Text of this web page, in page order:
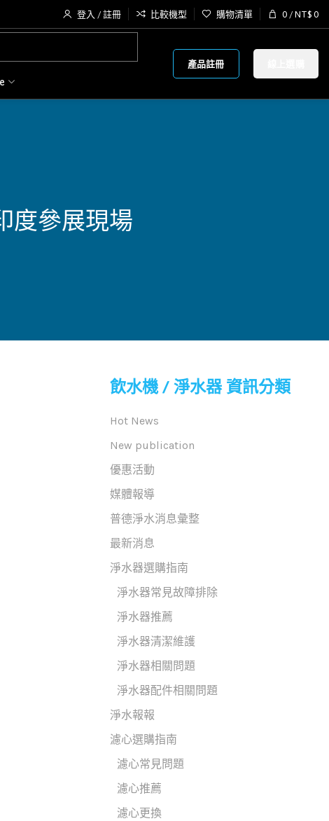
登入 / 註冊 比較機型 購物清單 0 / NT$ 0
產品註冊
度參展現場
飲水機 / 淨水器 資訊分類
Hot News
New publication
優惠活動
媒體報導
普德淨水消息彙整
最新消息
淨水器選購指南
淨水器常見故障排除
淨水器推薦
淨水器清潔維護
淨水器相關問題
淨水器配件相關問題
淨水報報
濾心選購指南
濾心常見問題
濾心推薦
濾心更換